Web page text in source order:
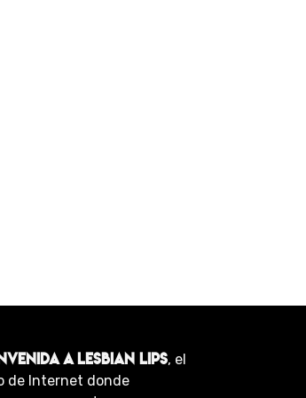
A LESBIAN LIPS, el
de Internet donde